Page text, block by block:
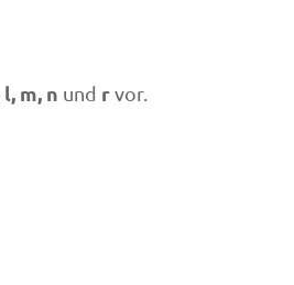
l, m, n und rvor.